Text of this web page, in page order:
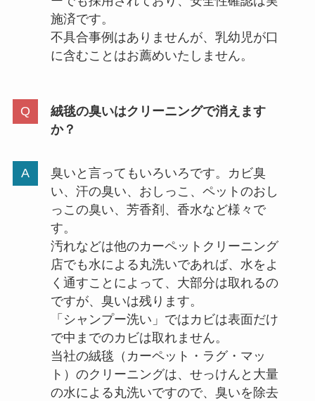
施済です。
不具合事例はありませんが、乳幼児が口
に含むことはお薦めいたしません。
絨毯の臭いはクリーニングで消えます
か？
臭いと言ってもいろいろです。カビ臭
い、汗の臭い、おしっこ、ペットのおし
っこの臭い、芳香剤、香水など様々で
す。
汚れなどは他のカーペットクリーニング
店でも水による丸洗いであれば、水をよ
く通すことによって、大部分は取れるの
ですが、臭いは残ります。
「シャンプー洗い」ではカビは表面だけ
で中までのカビは取れません。
当社の絨毯（カーペット・ラグ・マッ
ト）のクリーニングは、せっけんと大量
の水による丸洗いですので、臭いを除去